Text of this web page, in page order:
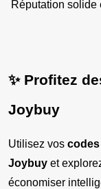
Réputation solide
✨ Profitez
Joybuy
Utilisez vos
Joybuy et
économiser